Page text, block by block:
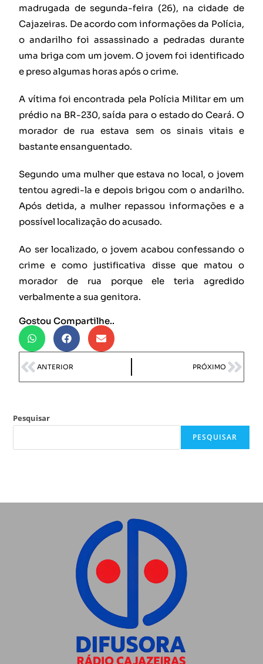
madrugada de segunda-feira (26), na cidade de
Cajazeiras. De acordo com informações da Polícia,
o andarilho foi assassinado a pedradas durante
uma briga com um jovem. O jovem foi identificado
e preso algumas horas após o crime.
A vítima foi encontrada pela Polícia Militar em um
prédio na BR-230, saída para o estado do Ceará. O
morador de rua estava sem os sinais vitais e
bastante ensanguentado.
Segundo uma mulher que estava no local, o jovem
tentou agredi-la e depois brigou com o andarilho.
Após detida, a mulher repassou informações e a
possível localização do acusado.
Ao ser localizado, o jovem acabou confessando o
crime e como justificativa disse que matou o
morador de rua porque ele teria agredido
verbalmente a sua genitora.
Gostou Compartilhe..
ANTERIOR PRÓXIMO
Pesquisar
PESQUISAR